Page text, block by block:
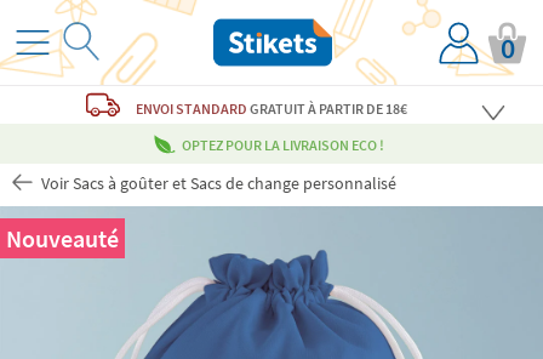
0
ENVOI STANDARDGRATUITÀ PARTIR DE 18€
OPTEZ POUR LA LIVRAISON ECO !
Voir Sacs à goûter et Sacs de change personnalisé
Nouveauté